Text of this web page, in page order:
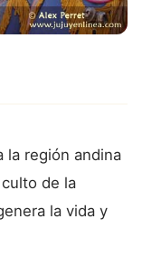
la región andina
de la
la vida y